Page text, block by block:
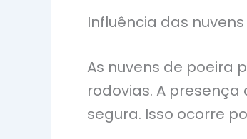
Influência das
As nuvens de poeira
rodovias. A
segura. Isso ocorre